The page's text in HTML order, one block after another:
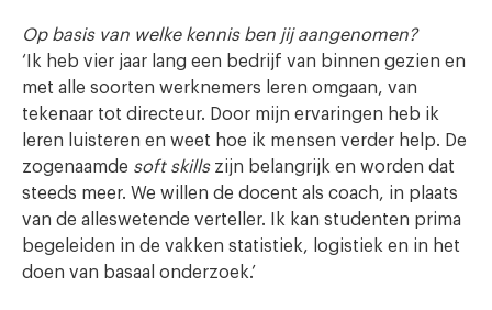
Op basis van welke kennis ben jij aangenomen?
‘Ik heb vier jaar lang een bedrijf van binnen gezien en
met alle soorten werknemers leren omgaan, van
tekenaar tot directeur. Door mijn ervaringen heb ik
leren luisteren en weet hoe ik mensen verder help. De
zogenaamde soft skillszijn belangrijk en worden dat
steeds meer. We willen de docent als coach, in plaats
van de alleswetende verteller. Ik kan studenten prima
begeleiden in de vakken statistiek, logistiek en in het
doen van basaal onderzoek.’